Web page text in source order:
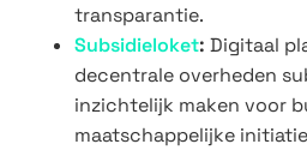
transparantie.
Subsidieloket:Digitaal
decentrale overheden
inzichtelijk maken voor
maatschappelijke